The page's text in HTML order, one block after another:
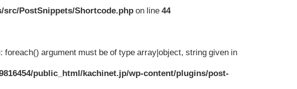
src/PostSnippets/Shortcode.php on line44
: foreach() argument must be of type array|object, string given in
public_html/kachinet.jp/wp-content/plugins/post-